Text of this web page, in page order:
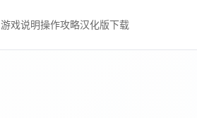
游戏说明操作攻略汉化版下载